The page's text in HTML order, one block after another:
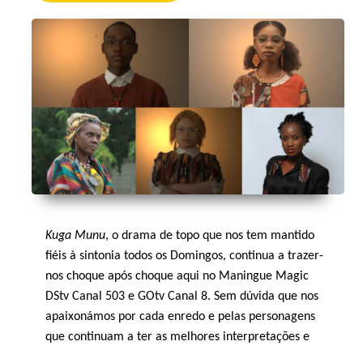
Kuga Munu, o drama de topo que nos tem mantido
fiéis à sintonia todos os Domingos, continua a trazer-
nos choque após choque aqui no Maningue Magic
DStv Canal 503 e GOtv Canal 8. Sem dúvida que nos
apaixonámos por cada enredo e pelas personagens
que continuam a ter as melhores interpretações e